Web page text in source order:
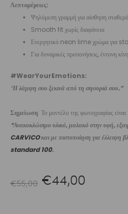
Λεπτομέρειες:
Ψηλόμεση γραμμή για αίσθηση
Smooth fit χωρίς διαφάνεια
Ενεργητικό neon lime χρώμα για
Για δυναμικές προπονήσεις, έντονη
#WearYourEmotions:
“Η λάμψη σου ξεκινά από τη σιγουριά σου.”
Σημείωση: Το μοντέλο της φωτογραφίας
*Ανακυκλώσιμο υλικό, μαλακό στην υφή,
CARVICOκαι με πιστοποίηση για έλλειψη
standard 100.
€55,00 Original
€44,00